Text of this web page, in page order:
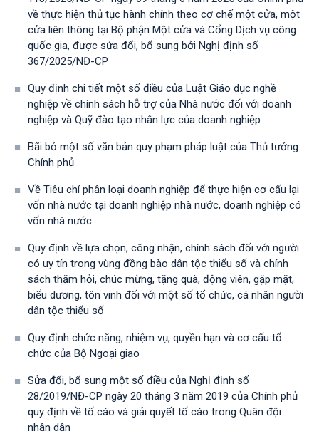
về thực hiện thủ tục hành chính theo cơ chế một cửa, một
cửa liên thông tại Bộ phận Một cửa và Cổng Dịch vụ công
quốc gia, được sửa đổi, bổ sung bởi Nghị định số
367/2025/NĐ-СР
Quy định chi tiết một số điều của Luật Giáo dục nghề
nghiệp về chính sách hỗ trợ của Nhà nước đối với doanh
nghiệp và Quỹ đào tạo nhân lực của doanh nghiệp
Bãi bỏ một số văn bản quy phạm pháp luật của Thủ tướng
Chính phủ
Về Tiêu chí phân loại doanh nghiệp để thực hiện cơ cấu lại
vốn nhà nước tại doanh nghiệp nhà nước, doanh nghiệp có
vốn nhà nước
Quy định về lựa chọn, công nhận, chính sách đối với người
có uy tín trong vùng đồng bào dân tộc thiểu số và chính
sách thăm hỏi, chúc mừng, tặng quà, động viên, gặp mặt,
biểu dương, tôn vinh đối với một số tổ chức, cá nhân người
dân tộc thiểu số
Quy định chức năng, nhiệm vụ, quyền hạn và cơ cấu tổ
chức của Bộ Ngoại giao
Sửa đổi, bổ sung một số điều của Nghị định số
28/2019/NĐ-CР ngày 20 tháng 3 năm 2019 của Chính phủ
quy định về tố cáo và giải quyết tố cáo trong Quân đội
nhân dân